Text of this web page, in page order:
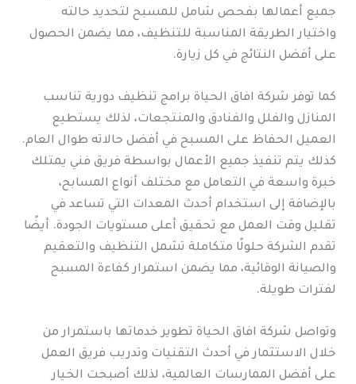
جميع أعمالها بفحص شامل للمسبح لتحديد حالته
واختيار الطريقة المناسبة للتنظيف، مما يضمن الحصول
على أفضل النتائج في كل زيارة.
كما توفر شركة افاق الحياة برامج تنظيف دورية تناسب
المنازل والفلل والفنادق والمنتجعات، لذلك يستطيع
العميل الحفاظ على المسبح في أفضل حالاته طوال العام.
كذلك يتم تنفيذ جميع الأعمال بواسطة فريق فني يمتلك
خبرة واسعة في التعامل مع مختلف أنواع المسابح،
بالإضافة إلى استخدام أحدث المعدات التي تساعد في
تقليل وقت العمل مع تحقيق أعلى مستويات الجودة. أيضًا
تقدم الشركة حلولًا متكاملة تشمل التنظيف والتعقيم
والصيانة الوقائية، مما يضمن استمرار كفاءة المسبح
لفترات طويلة.
وتواصل شركة افاق الحياة تطوير خدماتها باستمرار من
خلال الاستثمار في أحدث التقنيات وتدريب فريق العمل
على أفضل الممارسات العالمية، لذلك أصبحت الخيار